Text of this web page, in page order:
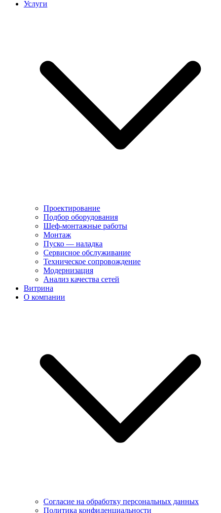
Услуги
Проектирование
Подбор оборудования
Шеф-монтажные работы
Монтаж
Пуско — наладка
Сервисное обслуживание
Техническое сопровождение
Модернизация
Анализ качества сетей
Витрина
О компании
Согласие на обработку персональных данных
Политика конфиденциальности